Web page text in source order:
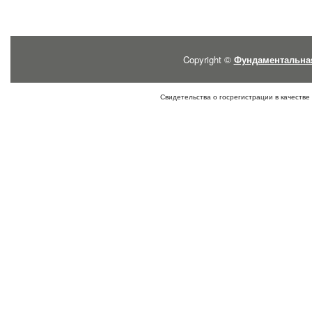
Copyright ©
Свидетельства о госрегистрации в